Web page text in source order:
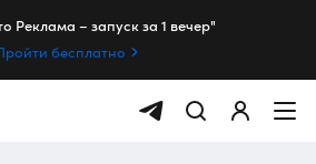
Реклама – запуск за 1 вечер"
бесплатно